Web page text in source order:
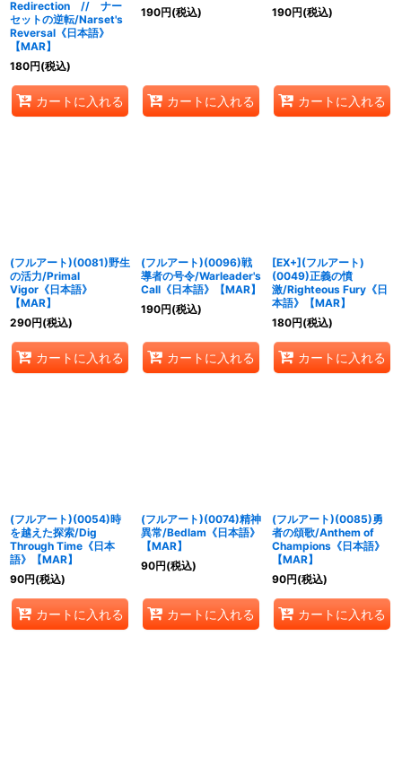
Redirection // ナー
セットの逆転/Narset's
Reversal《日本語》
【MAR】
180円(税込)
カートに入れる
190円(税込)
カートに入れる
190円(税込)
カートに入れる
(フルアート)(0081)野生
の活力/Primal
Vigor《日本語》
【MAR】
290円(税込)
カートに入れる
(フルアート)(0096)戦
導者の号令/Warleader's
Call《日本語》【MAR】
190円(税込)
カートに入れる
[EX+](フルアート)
(0049)正義の憤
激/Righteous Fury《日
本語》【MAR】
180円(税込)
カートに入れる
(フルアート)(0054)時
を越えた探索/Dig
Through Time《日本
語》【MAR】
90円(税込)
カートに入れる
(フルアート)(0074)精神
異常/Bedlam《日本語》
【MAR】
90円(税込)
カートに入れる
(フルアート)(0085)勇
者の頌歌/Anthem of
Champions《日本語》
【MAR】
90円(税込)
カートに入れる